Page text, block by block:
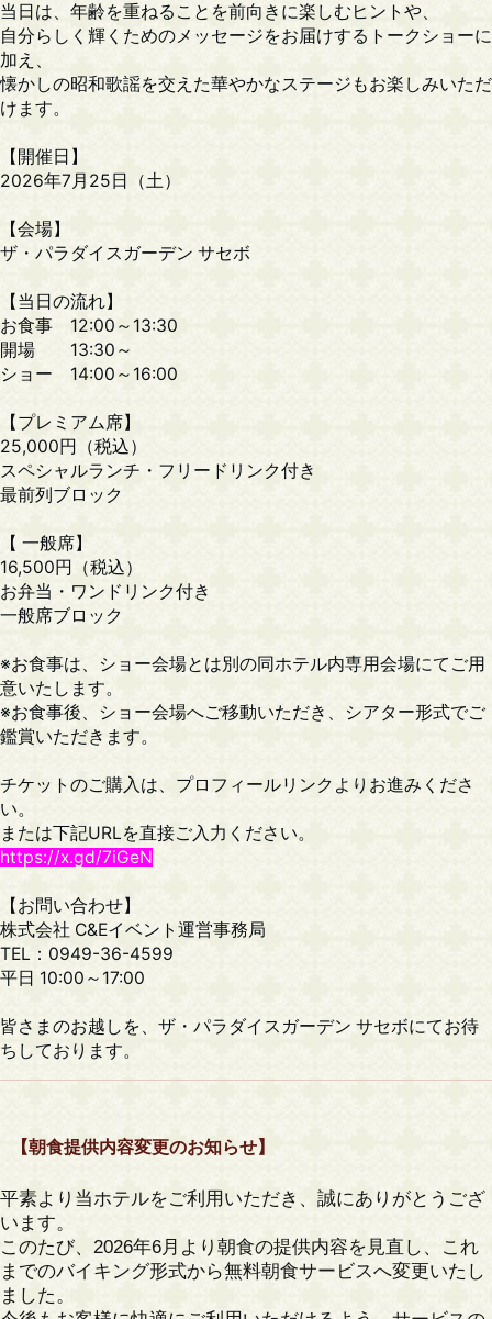
当日は、年齢を重ねることを前向きに楽しむヒントや、
自分らしく輝くためのメッセージをお届けするトークショーに
加え、
懐かしの昭和歌謡を交えた華やかなステージもお楽しみいただ
けます。
【開催日】
2026年7月25日（土）
【会場】
ザ・パラダイスガーデン サセボ
【当日の流れ】
お食事 12:00～13:30
開場 13:30～
ショー 14:00～16:00
【プレミアム席】
25,000円（税込）
スペシャルランチ・フリードリンク付き
最前列ブロック
【 一般席】
16,500円（税込）
お弁当・ワンドリンク付き
一般席ブロック
※お食事は、ショー会場とは別の同ホテル内専用会場にてご用
意いたします。
※お食事後、ショー会場へご移動いただき、シアター形式でご
鑑賞いただきます。
チケットのご購入は、プロフィールリンクよりお進みくださ
い。
または下記URLを直接ご入力ください。
https://x.gd/7iGeN
【お問い合わせ】
株式会社 C&Eイベント運営事務局
TEL：0949-36-4599
平日 10:00～17:00
皆さまのお越しを、ザ・パラダイスガーデン サセボにてお待
ちしております。
【朝食提供内容変更のお知らせ】
平素より当ホテルをご利用いただき、誠にありがとうござ
います。
このたび、2026年6月より朝食の提供内容を見直し、これ
までのバイキング形式から無料朝食サービスへ変更いたし
ました。